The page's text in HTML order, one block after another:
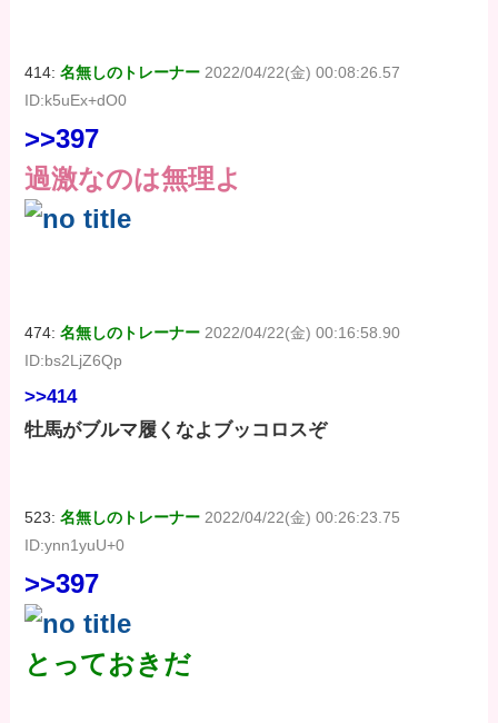
414:名無しのトレーナー 2022/04/22(金) 00:08:26.57
ID:k5uEx+dO0
>>397
過激なのは無理よ
474:名無しのトレーナー 2022/04/22(金) 00:16:58.90
ID:bs2LjZ6Qp
>>414
牡馬がブルマ履くなよブッコロスぞ
523:名無しのトレーナー 2022/04/22(金) 00:26:23.75
ID:ynn1yuU+0
>>397
とっておきだ